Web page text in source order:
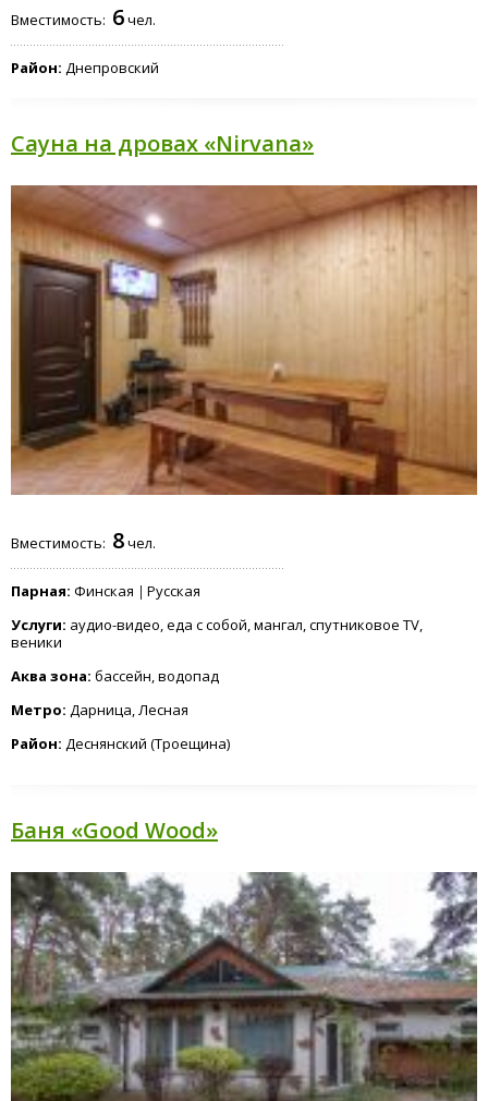
Вместимость: 6чел.
Район: Днепровский
Сауна на дровах «Nirvana»
Вместимость: 8чел.
Парная: Финская
Русская
Услуги: аудио-видео, еда с собой, мангал, спутниковое TV,
веники
Аква зона: бассейн, водопад
Метро: Дарница, Лесная
Район: Деснянский (Троещина)
Баня «Good Wood»